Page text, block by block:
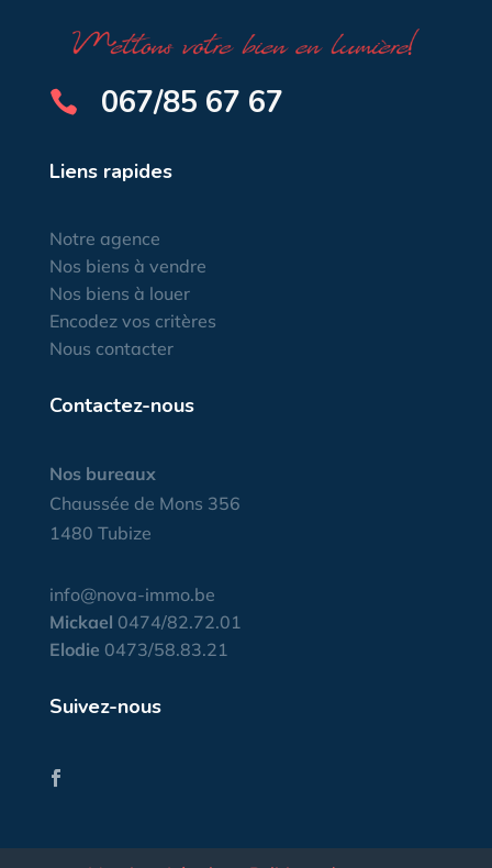
 067/85 67 67
Liens rapides
Notre agence
Nos biens à vendre
Nos biens à louer
Encodez vos critères
Nous contacter
Contactez-nous
Nos bureaux
Chaussée de Mons 356
1480 Tubize
info@nova-immo.be
Mickael 0474/82.72.01
Elodie 0473/58.83.21
Suivez-nous